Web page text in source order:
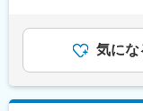
■平均残業時間
■年休126日相
■中途入社なら
24時間稼働する
どの各勤務手当
◎将来的にはリ
績のターゲッ
気にな